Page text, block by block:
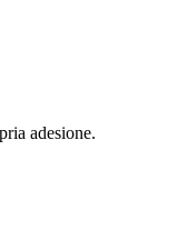
adesione.